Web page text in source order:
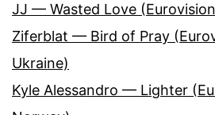
JJ — Wasted Love
Ziferblat — Bird of Pray
Ukraine)
Kyle Alessandro — Lighter